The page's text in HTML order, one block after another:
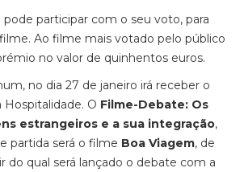
participar com o seu voto, para
Ao filme mais votado pelo público
no valor de quinhentos euros.
no dia 27 de janeiro irá receber o
O Filme-Debate: Os
estrangeiros e a sua integração,
partida será o filme Boa Viagem, de
do qual será lançado o debate com a